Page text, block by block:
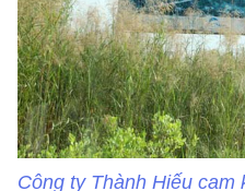
Công ty Thành Hiếu cam